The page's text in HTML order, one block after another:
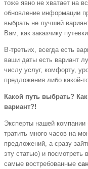
тоже явно не хватает на
обновление информации
выбрать не лучший
Вам, как заказчику путевки.
В-третьих, всегда есть
ваши даты есть вариант
числу услуг, комфорту,
предложения либо какой-
Какой путь выбрать?
вариант?!
Эксперты нашей
тратить много часов на
предложений, а сразу
эту статью) и посмотреть
самые востребованные